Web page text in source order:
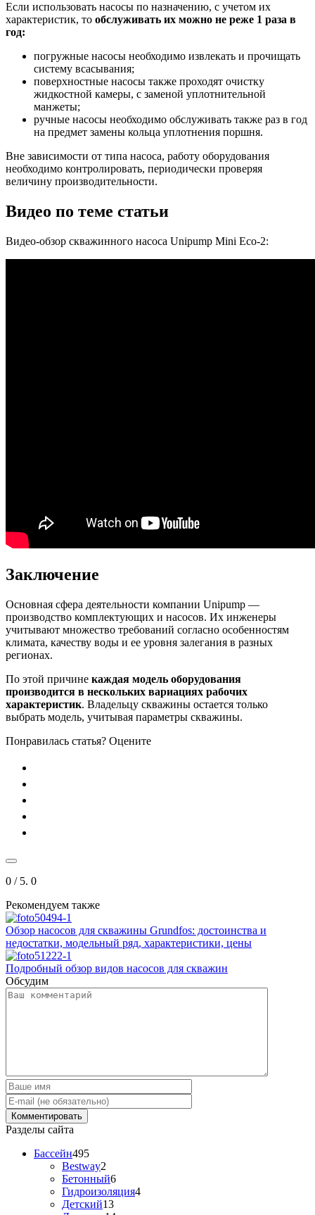
Если использовать насосы по назначению, с учетом их
характеристик, то обслуживать их можно не реже 1 раза в
год:
погружные насосы необходимо извлекать и прочищать
систему всасывания;
поверхностные насосы также проходят очистку
жидкостной камеры, с заменой уплотнительной
манжеты;
ручные насосы необходимо обслуживать также раз в год
на предмет замены кольца уплотнения поршня.
Вне зависимости от типа насоса, работу оборудования
необходимо контролировать, периодически проверяя
величину производительности.
Видео по теме статьи
Видео-обзор скважинного насоса Unipump Mini Eco-2:
Заключение
Основная сфера деятельности компании Unipump —
производство комплектующих и насосов. Их инженеры
учитывают множество требований согласно особенностям
климата, качеству воды и ее уровня залегания в разных
регионах.
По этой причине каждая модель оборудования
производится в нескольких вариациях рабочих
характеристик. Владельцу скважины остается только
выбрать модель, учитывая параметры скважины.
Понравилась статья? Оцените
0 / 5. 0
Рекомендуем также
Обзор насосов для скважины Grundfos: достоинства и
недостатки, модельный ряд, характеристики, цены
Подробный обзор видов насосов для скважин
Обсудим
Разделы сайта
Бассейн495
Bestway2
Бетонный6
Гидроизоляция4
Детский13